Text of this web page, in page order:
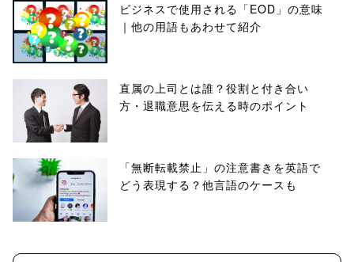
ビジネスで使用される「EOD」の意味
｜他の用語もあわせて紹介
直属の上司とは誰？役割と付き合い
方・退職意思を伝える時のポイント
「無断転載禁止」の注意書きを英語で
どう表現する？他言語のケースも